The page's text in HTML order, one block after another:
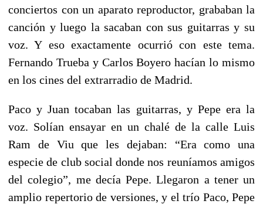
conciertos con un aparato reproductor, grababan la
canción y luego la sacaban con sus guitarras y su
voz. Y eso exactamente ocurrió con este tema.
Fernando Trueba y Carlos Boyero hacían lo mismo
en los cines del extrarradio de Madrid.
Paco y Juan tocaban las guitarras, y Pepe era la
voz. Solían ensayar en un chalé de la calle Luis
Ram de Viu que les dejaban: “Era como una
especie de club social donde nos reuníamos amigos
del colegio”, me decía Pepe. Llegaron a tener un
amplio repertorio de versiones, y el trío Paco, Pepe